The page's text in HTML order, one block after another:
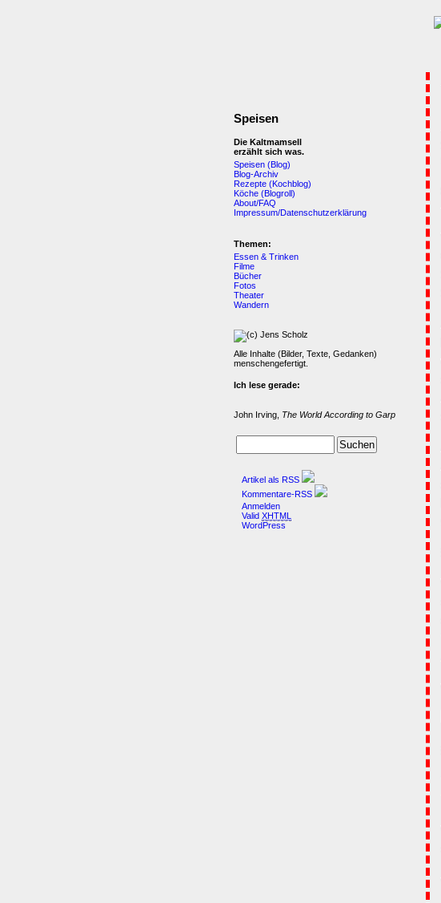
Speisen
Die Kaltmamsell
erzählt sich was.
Speisen (Blog)
Blog-Archiv
Rezepte (Kochblog)
Köche (Blogroll)
About/FAQ
Impressum/Datenschutzerklärung
Themen:
Essen & Trinken
Filme
Bücher
Fotos
Theater
Wandern
Alle Inhalte (Bilder, Texte, Gedanken)
menschengefertigt.
Ich lese gerade:
John Irving, The World According to Garp
Artikel als RSS
Kommentare-RSS
Anmelden
Valid XHTML
WordPress